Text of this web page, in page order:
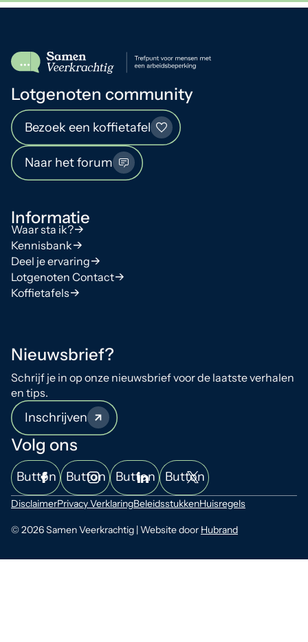
Lotgenoten community
Bezoek een koffietafel
Naar het forum
Informatie
Waar sta ik?
Kennisbank
Deel je ervaring
Lotgenoten Contact
Koffietafels
Nieuwsbrief?
Schrijf je in op onze nieuwsbrief voor de laatste verhalen
en tips.
Inschrijven
Volg ons
Button Button Button Button
© 2026 Samen Veerkrachtig | Website door Hubrand
DisclaimerPrivacy VerklaringBeleidsstukkenHuisregels